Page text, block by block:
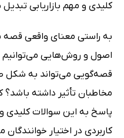
کلیدی و مهم بازاریابی
به راستی معنای واقعی قصه
اصول و روش‌هایی
قصه‌گویی می‌تواند به شکل
مخاطبان تأثیر داشته باشد؟
پاسخ به این سوالات کلیدی و
کاربردی در اختیار خوانندگان